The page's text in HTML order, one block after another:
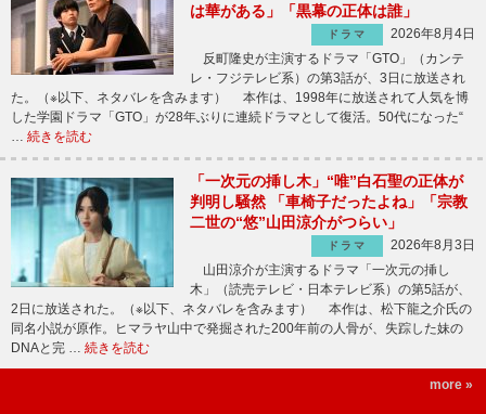
は華がある」「黒幕の正体は誰」
ドラマ
2026年8月4日
反町隆史が主演するドラマ「GTO」（カンテ
レ・フジテレビ系）の第3話が、3日に放送され
た。（※以下、ネタバレを含みます） 本作は、1998年に放送されて人気を博
した学園ドラマ「GTO」が28年ぶりに連続ドラマとして復活。50代になった“
続きを読む
「一次元の挿し木」“唯”白石聖の正体が
判明し騒然 「車椅子だったよね」「宗教
二世の“悠”山田涼介がつらい」
ドラマ
2026年8月3日
山田涼介が主演するドラマ「一次元の挿し
木」（読売テレビ・日本テレビ系）の第5話が、
2日に放送された。（※以下、ネタバレを含みます） 本作は、松下龍之介氏の
同名小説が原作。ヒマラヤ山中で発掘された200年前の人骨が、失踪した妹の
DNAと完 … 続きを読む
more »